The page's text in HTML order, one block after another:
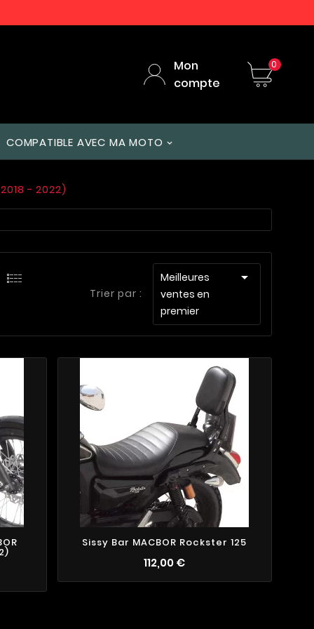
Mon
compte
0
COMPATIBLE AVEC MA MOTO
- 2022)
1
Trier par :
Meilleures
ventes en
premier

Sissy Bar MACBOR Rockster 125
112,00 €